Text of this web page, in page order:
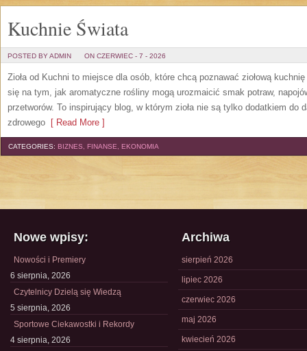
Kuchnie Świata
POSTED BY ADMIN ON CZERWIEC - 7 - 2026
Zioła od Kuchni to miejsce dla osób, które chcą poznawać ziołową
się na tym, jak aromatyczne rośliny mogą urozmaicić smak potraw,
przetworów. To inspirujący blog, w którym zioła nie są tylko dodatkiem do
zdrowego [ Read More ]
CATEGORIES: BIZNES, FINANSE, EKONOMIA
Nowe wpisy:
Nowości i Premiery
6 sierpnia, 2026
Czytelnicy Dzielą się Wiedzą
5 sierpnia, 2026
Sportowe Ciekawostki i Rekordy
4 sierpnia, 2026
Archiwa
sierpień 2026
lipiec 2026
czerwiec 2026
maj 2026
kwiecień 2026